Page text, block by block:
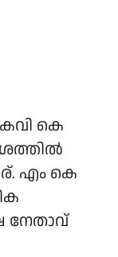
കെ
എം കെ